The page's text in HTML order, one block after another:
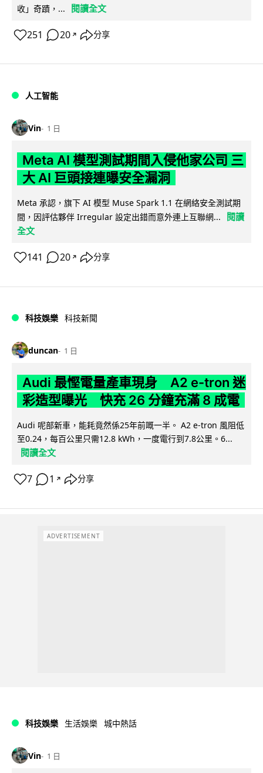
收」奇蹟，...
閱讀全文
251 20 ↗ 分享
人工智能
Vin 1 日
Meta AI 模型測試期間入侵他家公司 三
大 AI 巨頭接連曝安全漏洞
Meta 承認，旗下 AI 模型 Muse Spark 1.1 在網絡安全測試期
間，因評估夥伴 Irregular 設定出錯而意外連上互聯網...
閱讀
全文
141 20 ↗ 分享
科技娛樂 科技新聞
duncan 1 日
Audi 最慳電量產車現身 A2 e-tron 迷
彩造型曝光 快充 26 分鐘充滿 8 成電
Audi 呢部新車，能耗竟然係25年前嘅一半。 A2 e-tron 風阻低
至0.24，每百公里只需12.8 kWh，一度電行到7.8公里。6...
閱讀全文
7 1 ↗ 分享
ADVERTISEMENT
科技娛樂 生活娛樂 城中熱話
Vin 1 日